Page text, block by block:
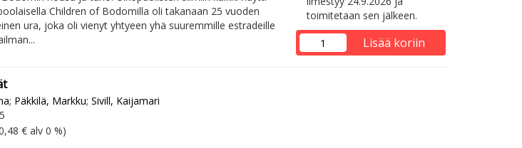
Children of Bodomilla oli takanaan 25 vuoden
ura, joka oli vienyt yhtyeen yhä suuremmille estradeille
toimitetaan sen jälkeen.
Lisää koriin
; Päkkilä, Markku; Sivill, Kaijamari
hinta hinta
€ alv 0 %)